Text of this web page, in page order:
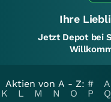
Ihre
Jetzt Depot bei
Aktien von A - Z: # A
K
L M N O P Q